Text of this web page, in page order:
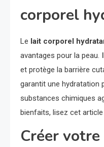
corporel
Le lait corporel
avantages pour la peau.
et protège la barrière
garantit une hydratation
substances chimiques
bienfaits, lisez cet article
Créer